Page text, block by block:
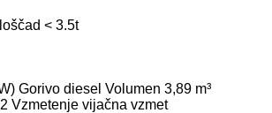
< 3.5t
Gorivo diesel Volumen 3,89 m³
Vzmetenje vijačna vzmet